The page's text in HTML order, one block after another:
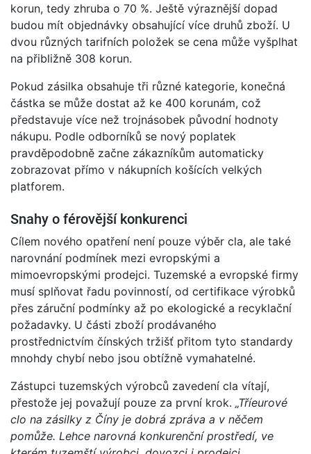
korun, tedy zhruba o 70 %. Ještě výraznější dopad
budou mít objednávky obsahující více druhů zboží. U
dvou různých tarifních položek se cena může vyšplhat
na přibližně 308 korun.
Pokud zásilka obsahuje tři různé kategorie, konečná
částka se může dostat až ke 400 korunám, což
představuje více než trojnásobek původní hodnoty
nákupu. Podle odborníků se nový poplatek
pravděpodobně začne zákazníkům automaticky
zobrazovat přímo v nákupních košících velkých
platforem.
Snahy o férovější konkurenci
Cílem nového opatření není pouze výběr cla, ale také
narovnání podmínek mezi evropskými a
mimoevropskými prodejci. Tuzemské a evropské firmy
musí splňovat řadu povinností, od certifikace výrobků
přes záruční podmínky až po ekologické a recyklační
požadavky. U části zboží prodávaného
prostřednictvím čínských tržišť přitom tyto standardy
mnohdy chybí nebo jsou obtížně vymahatelné.
Zástupci tuzemských výrobců zavedení cla vítají,
přestože jej považují pouze za první krok. „Tříeurové
clo na zásilky z Číny je dobrá zpráva a v něčem
pomůže. Lehce narovná konkurenční prostředí, ve